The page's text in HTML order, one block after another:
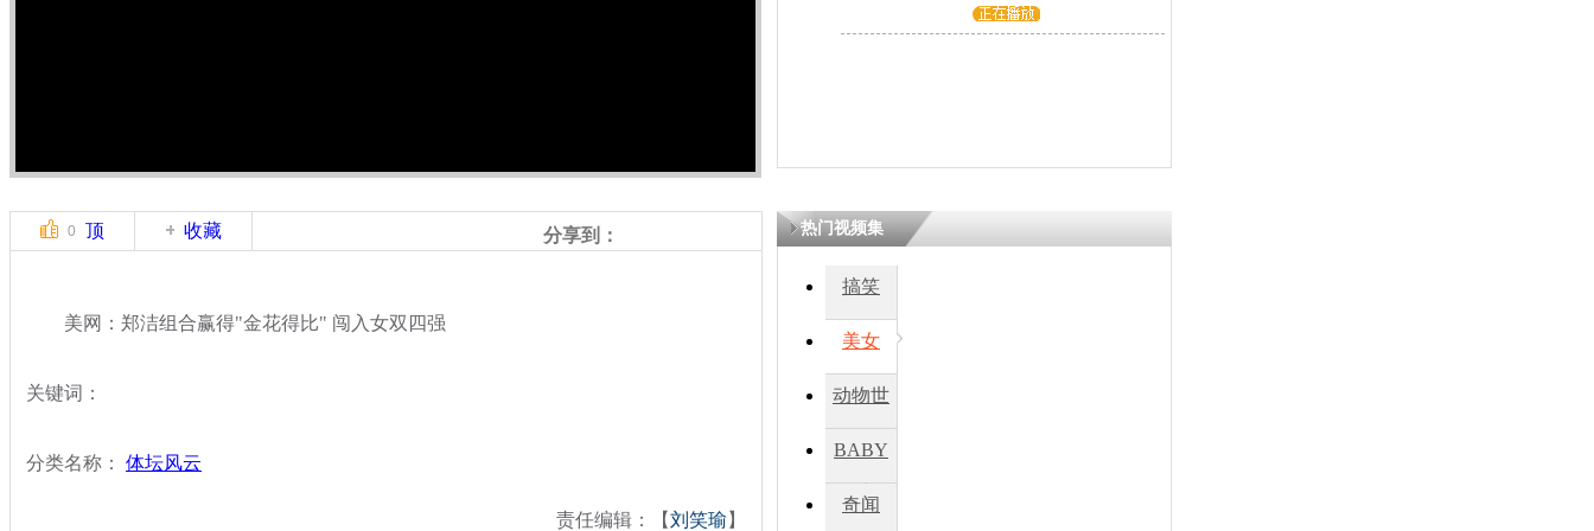
0 顶 收藏 分享到：
美网：郑洁组合赢得"金花得比" 闯入女双四强
关键词：
分类名称： 体坛风云
责任编辑：【刘笑瑜 】
热门视频集
搞笑
美女
动物世
BABY
秀
奇闻